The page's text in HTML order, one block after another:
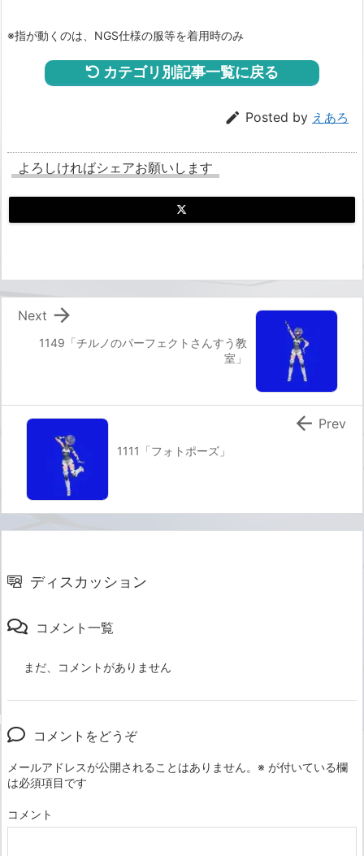
※指が動くのは、NGS仕様の服等を着用時のみ
カテゴリ別記事一覧に戻る
 Posted by えあろ
よろしければシェアお願いします
1149「チルノのパーフェクトさんすう教
室」

Next
1111「フォトポーズ」
 Prev
ディスカッション
コメント一覧
まだ、コメントがありません
コメントをどうぞ
メールアドレスが公開されることはありません。 ※ が付いている欄
は必須項目です
コメント